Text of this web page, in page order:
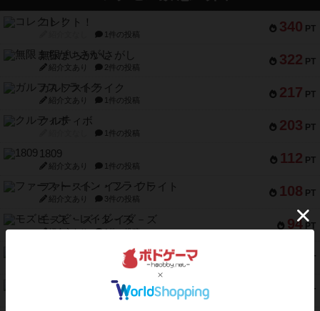
340 PT
コレクト！
1件の投稿
322 PT
無限まちがいさがし
紹介文あり 2件の投稿
217 PT
ガルフストライク
紹介文あり 1件の投稿
203 PT
クルティボ
1件の投稿
112 PT
1809
紹介文あり 1件の投稿
108 PT
ファースト・イン・フライト
紹介文あり 3件の投稿
94 PT
モズビ－ズ・レイダ－ズ
紹介文あり 1件の投稿
PT
テンプテーション
2件の投稿
PT
2件の投稿